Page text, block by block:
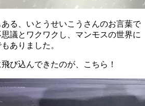
る、いとうせいこうさんのお言葉で
議とワクワクし、マンモスの世界に
ありました。
び込んできたのが、こちら！